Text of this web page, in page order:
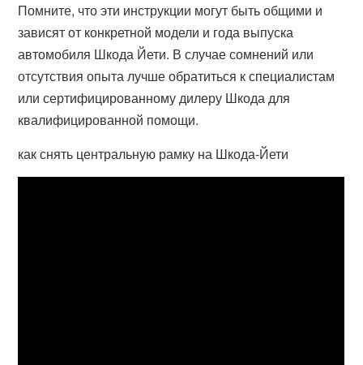
Помните, что эти инструкции могут быть общими и
зависят от конкретной модели и года выпуска
автомобиля Шкода Йети. В случае сомнений или
отсутствия опыта лучше обратиться к специалистам
или сертифицированному дилеру Шкода для
квалифицированной помощи.
как снять центральную рамку на Шкода-Йети